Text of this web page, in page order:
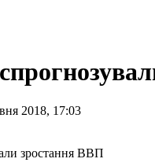
2018, 17:03